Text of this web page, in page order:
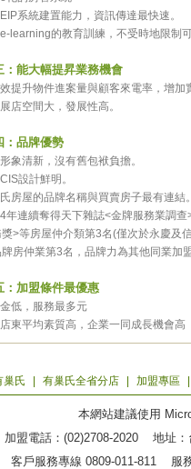
系統建置能力，資訊傳達最快速。
learning的教育訓練，不受時地限制
：能大幅提昇業務機會
提升物件進案量與顧客來電率，增加
店空間大，發展性高。
：品牌優勢
象清新，沒有舊包袱負擔。
設計鮮明。
房屋的品牌名稱與買賣房子最有連結
年連續奪得天下雜誌<金牌服務業調
>等房屋仲介類第3名(僅次於永慶及
房仲業第3名，品牌力為其他同業加
：加盟條件最優惠
低，服務最多元
東平均素質高，企業一同成長機會高
巢氏 有巢氏全省分店 加盟專區
本網站建議使用
盟電話：(02)2708-2020 地址
客戶服務專線 0809-011-811